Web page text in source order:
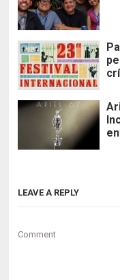
LEAVE A REPLY
Comment